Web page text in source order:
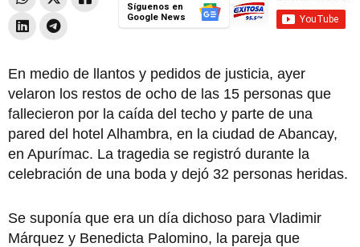
Síguenos en
Google News
En medio de llantos y pedidos de justicia, ayer
velaron los restos de ocho de las 15 personas que
fallecieron por la caída del techo y parte de una
pared del hotel Alhambra, en la ciudad de Abancay,
en Apurímac. La tragedia se registró durante la
celebración de una boda y dejó 32 personas heridas.
Se suponía que era un día dichoso para Vladimir
Márquez y Benedicta Palomino, la pareja que